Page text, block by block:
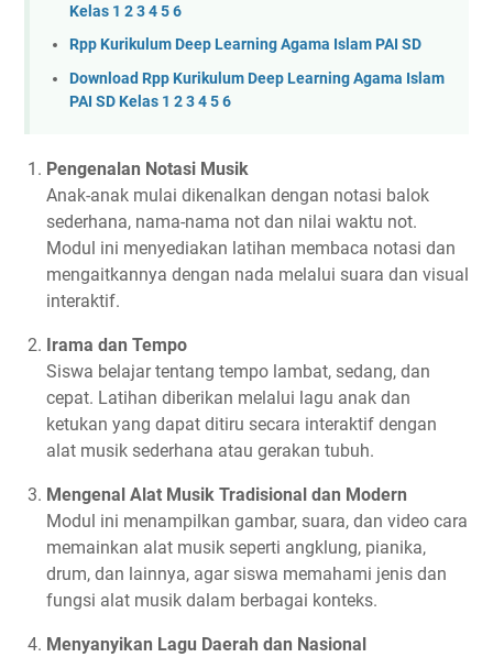
Kelas 1 2 3 4 5 6
Rpp Kurikulum Deep Learning Agama Islam PAI SD
Download Rpp Kurikulum Deep Learning Agama Islam
PAI SD Kelas 1 2 3 4 5 6
Pengenalan Notasi Musik
Anak-anak mulai dikenalkan dengan notasi balok
sederhana, nama-nama not dan nilai waktu not.
Modul ini menyediakan latihan membaca notasi dan
mengaitkannya dengan nada melalui suara dan visual
interaktif.
Irama dan Tempo
Siswa belajar tentang tempo lambat, sedang, dan
cepat. Latihan diberikan melalui lagu anak dan
ketukan yang dapat ditiru secara interaktif dengan
alat musik sederhana atau gerakan tubuh.
Mengenal Alat Musik Tradisional dan Modern
Modul ini menampilkan gambar, suara, dan video cara
memainkan alat musik seperti angklung, pianika,
drum, dan lainnya, agar siswa memahami jenis dan
fungsi alat musik dalam berbagai konteks.
Menyanyikan Lagu Daerah dan Nasional